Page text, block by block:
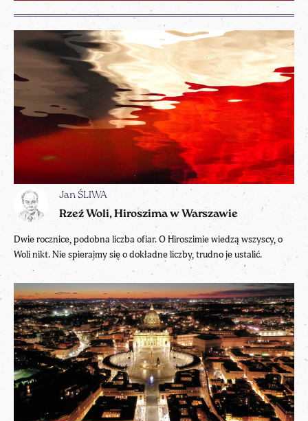
Jan ŚLIWA
Rzeź Woli, Hiroszima w Warszawie
Dwie rocznice, podobna liczba ofiar. O Hiroszimie wiedzą wszyscy, o
Woli nikt. Nie spierajmy się o dokładne liczby, trudno je ustalić.